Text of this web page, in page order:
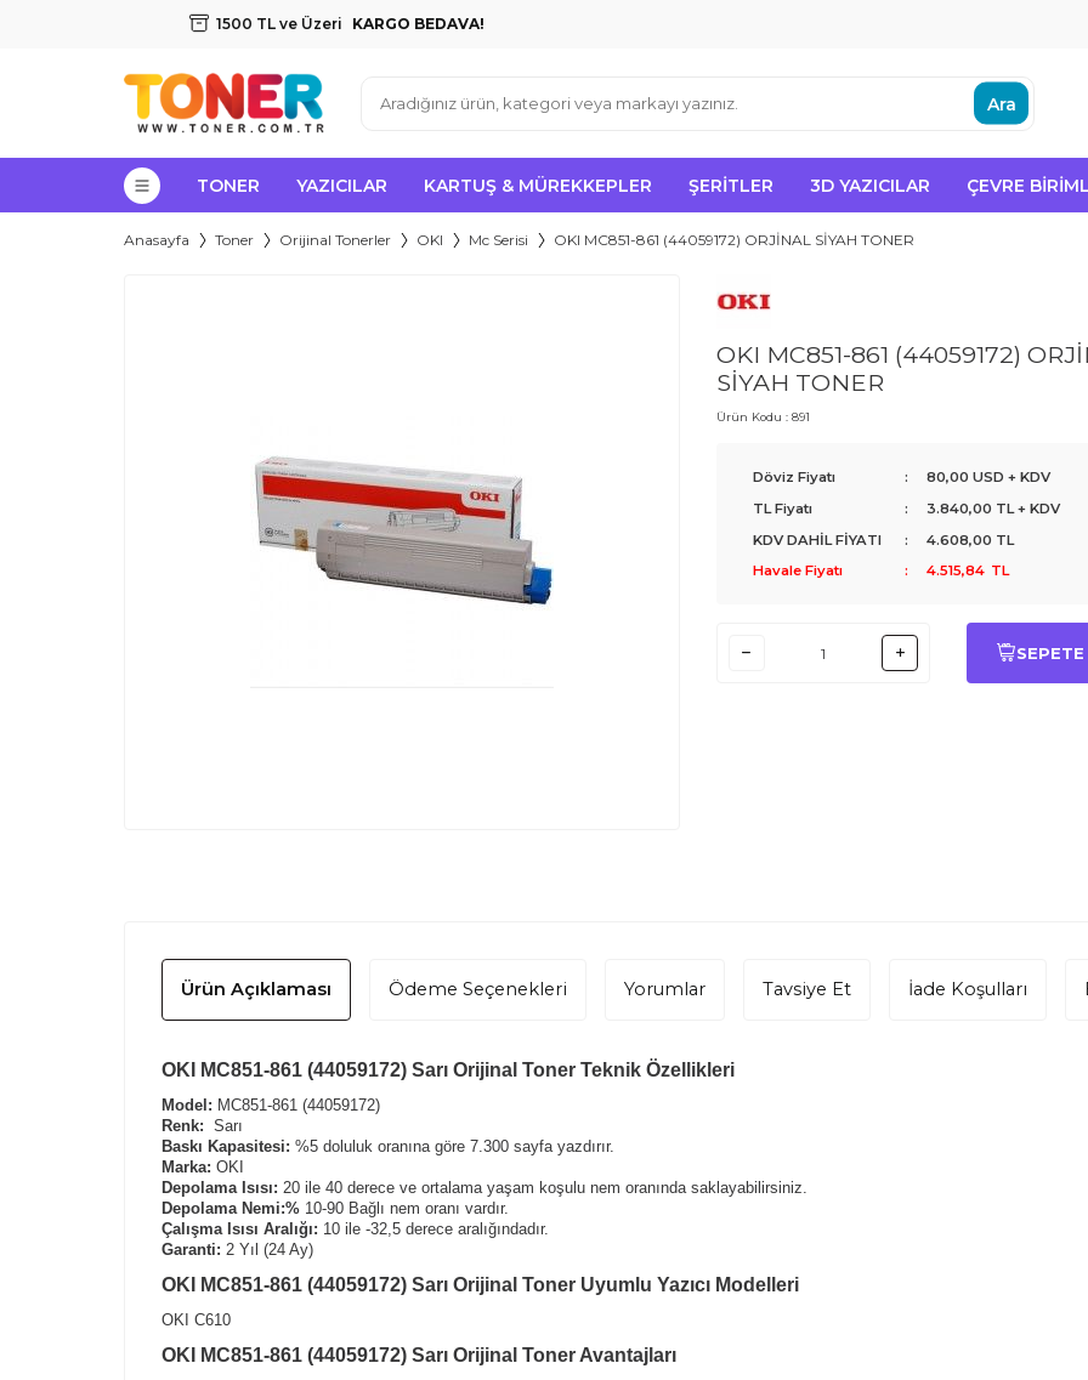
1500 TL ve Üzeri KARGO BEDAVA!
Ara
TONER YAZICILAR KARTUŞ & MÜREKKEPLER ŞERITLER 3D YAZICILAR ÇEVRE
Anasayfa Toner Orijinal Tonerler OKI Mc Serisi OKI MC851-861 (44059172) ORJİNAL SİYAH TONER
OKI MC851-861 (44059172)
SİYAH TONER
Ürün Kodu : 891
Döviz Fiyatı :
80,00 USD + KDV
TL Fiyatı
: 3.840,00 TL + KDV
KDV DAHİL FİYATI
: 4.608,00 TL
Havale Fiyatı
: 4.515,84 TL
SEPETE
Ürün Açıklaması Ödeme Seçenekleri Yorumlar Tavsiye Et İade Koşulları
OKI MC851-861 (44059172) Sarı Orijinal Toner Teknik Özellikleri
Model: MC851-861 (44059172)
Renk: Sarı
Baskı Kapasitesi: %5 doluluk oranına göre 7.300 sayfa yazdırır.
Marka: OKI
Depolama Isısı: 20 ile 40 derece ve ortalama yaşam koşulu nem oranında saklayabilirsiniz.
Depolama Nemi:% 10-90 Bağlı nem oranı vardır.
Çalışma Isısı Aralığı: 10 ile -32,5 derece aralığındadır.
Garanti: 2 Yıl (24 Ay)
OKI MC851-861 (44059172) Sarı Orijinal Toner Uyumlu Yazıcı Modelleri
OKI C610
OKI MC851-861 (44059172) Sarı Orijinal Toner Avantajları